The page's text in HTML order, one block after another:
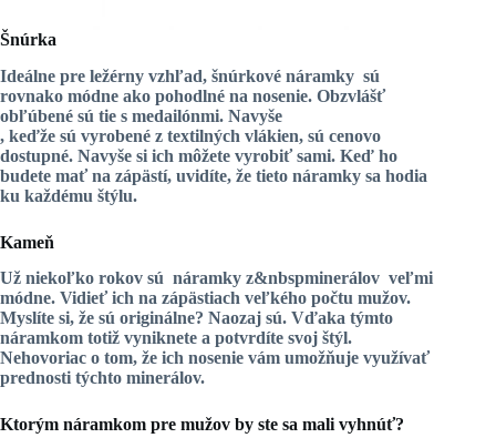
Šnúrka
Ideálne pre ležérny vzhľad, šnúrkové náramky sú
rovnako módne ako pohodlné na nosenie. Obzvlášť
obľúbené sú tie s medailónmi. Navyše
, keďže sú vyrobené z textilných vlákien, sú cenovo
dostupné. Navyše si ich môžete vyrobiť sami. Keď ho
budete mať na zápästí, uvidíte, že tieto náramky sa hodia
ku každému štýlu.
Kameň
Už niekoľko rokov sú náramky z&nbspminerálov veľmi
módne. Vidieť ich na zápästiach veľkého počtu mužov.
Myslíte si, že sú originálne? Naozaj sú. Vďaka týmto
náramkom totiž vyniknete a potvrdíte svoj štýl.
Nehovoriac o tom, že ich nosenie vám umožňuje využívať
prednosti týchto minerálov.
Ktorým náramkom pre mužov by ste sa mali vyhnúť?